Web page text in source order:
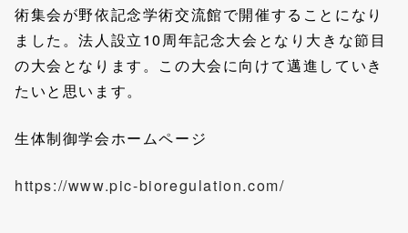
術集会が野依記念学術交流館で開催することになり
ました。法人設立10周年記念大会となり大きな節目
の大会となります。この大会に向けて邁進していき
たいと思います。
生体制御学会ホームページ
https://www.pic-bioregulation.com/